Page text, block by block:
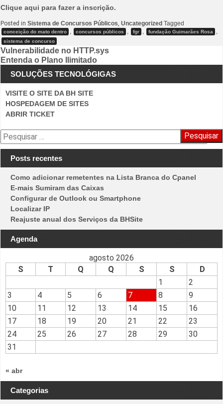
Clique aqui para fazer a inscrição.
Posted in Sistema de Concursos Públicos, Uncategorized Tagged
conceição do mato dentro , concursos públicos , fgr , fundação Guimarães Rosa ,
sistema de concurso
Navegação
de
Post
Vulnerabilidade no HTTP.sys
Entenda o Plano Ilimitado
SOLUÇÕES TECNOLÓGIGAS
VISITE O SITE DA BH SITE
HOSPEDAGEM DE SITES
ABRIR TICKET
Pesquisar
por:
Posts recentes
Como adicionar remetentes na Lista Branca do Cpanel
E-mais Sumiram das Caixas
Configurar de Outlook ou Smartphone
Localizar IP
Reajuste anual dos Serviços da BHSite
Agenda
agosto 2026
S
T Q Q S S
D
1
2
3
4 5 6 7 8
9
10
11 12 13 14 15
16
17
18 19 20 21 22
23
24
25 26 27 28 29
30
31
« abr
Categorias